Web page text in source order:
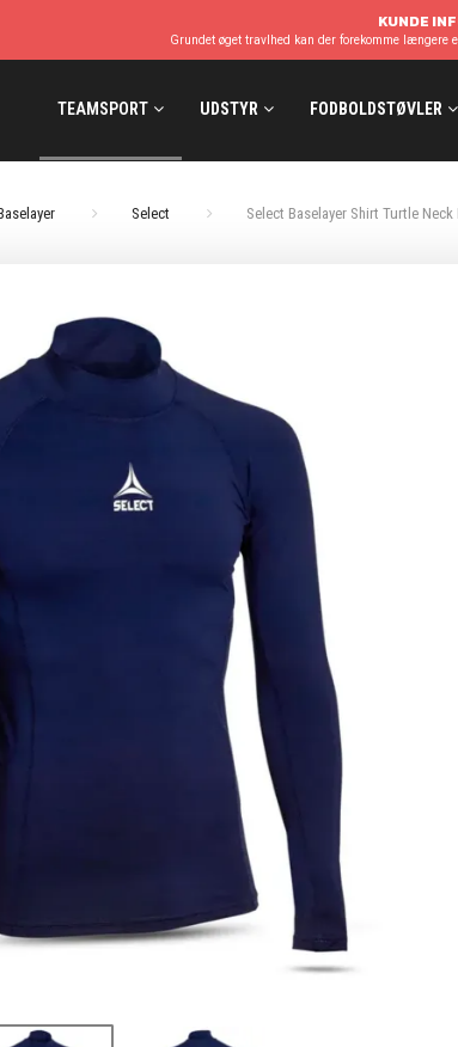
KUNDE
Grundet øget travlhed kan der forekomme længere
TEAMSPORT UDSTYR FODBOLDSTØVLER
Select Select Baselayer Shirt Turtle Neck